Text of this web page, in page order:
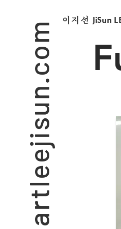
artleejisun.com ​이지선 JiSun